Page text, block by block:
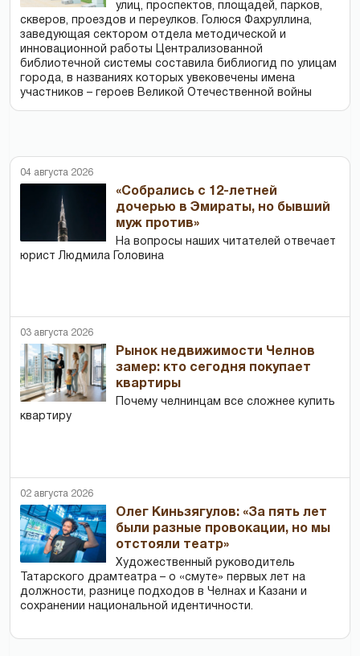
улиц, проспектов, площадей, парков,
скверов, проездов и переулков. Голюся Фахруллина,
заведующая сектором отдела методической и
инновационной работы Централизованной
библиотечной системы составила библиогид по улицам
города, в названиях которых увековечены имена
участников – героев Великой Отечественной войны
04 августа 2026
«Собрались с 12-летней
дочерью в Эмираты, но бывший
муж против»
На вопросы наших читателей отвечает
юрист Людмила Головина
03 августа 2026
Рынок недвижимости Челнов
замер: кто сегодня покупает
квартиры
Почему челнинцам все сложнее купить
квартиру
02 августа 2026
Олег Киньзягулов: «За пять лет
были разные провокации, но мы
отстояли театр»
Художественный руководитель
Татарского драмтеатра – о «смуте» первых лет на
должности, разнице подходов в Челнах и Казани и
сохранении национальной идентичности.